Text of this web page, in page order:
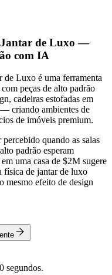
Jantar de Luxo —
com IA
de Luxo é uma ferramenta
peças de alto padrão
cadeiras estofadas em
criando ambientes de
de imóveis premium.
quando as salas
padrão esperam
uma casa de $2M sugere
física de jantar de luxo
mesmo efeito de design
segundos.